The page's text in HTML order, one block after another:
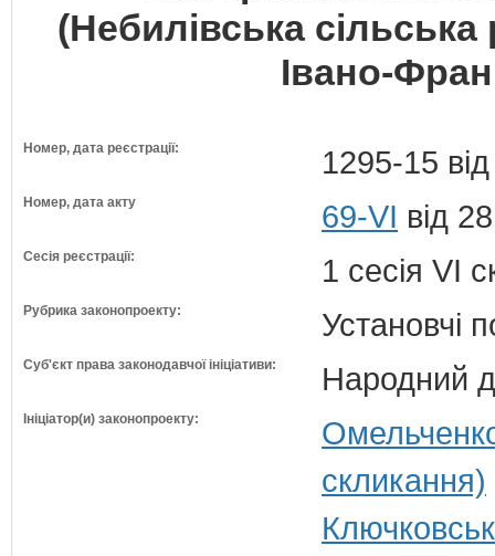
(Небилівська
Івано-
Номер, дата реєстрації: 1295-15
Номер, дата акту 69-VI від
Сесія реєстрації: 1 сесія VI
Рубрика законопроекту: Установчі
Суб'єкт права законодавчої ініціативи: Народний
Ініціатор(и) законопроекту:
скликання)